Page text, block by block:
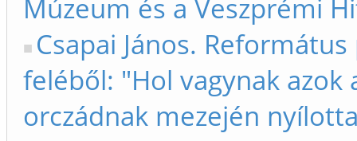
Múzeum és a Veszprémi
Csapai János.
feléből: "Hol vagynak
orczádnak mezején